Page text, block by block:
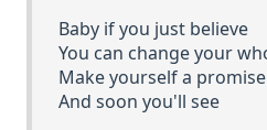
Baby if you just believe
You can change your
Make yourself a
And soon you'll see